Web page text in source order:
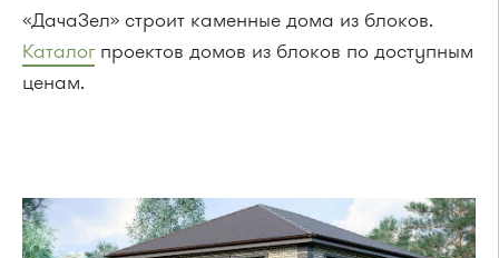
«ДачаЗел» строит каменные дома из блоков.
Каталогпроектов домов из блоков по доступным
ценам.